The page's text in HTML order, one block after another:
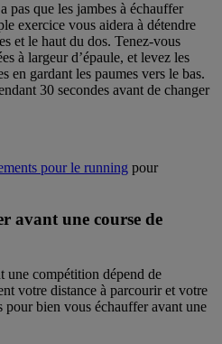
pas que les jambes à échauffer
exercice vous aidera à détendre
et le haut du dos. Tenez-vous
à largeur d’épaule, et levez les
en gardant les paumes vers le bas.
30 secondes avant de changer
pour le running pour
avant une course de
une compétition dépend de
votre distance à parcourir et votre
pour bien vous échauffer avant une